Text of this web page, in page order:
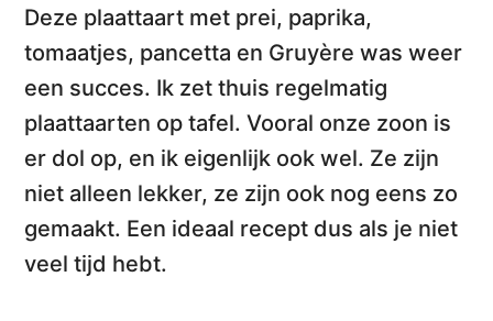
Deze plaattaart met prei, paprika,
tomaatjes, pancetta en Gruyère was weer
een succes. Ik zet thuis regelmatig
plaattaarten op tafel. Vooral onze zoon is
er dol op, en ik eigenlijk ook wel. Ze zijn
niet alleen lekker, ze zijn ook nog eens zo
gemaakt. Een ideaal recept dus als je niet
veel tijd hebt.